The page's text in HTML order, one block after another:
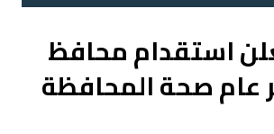
استقدام محافظ
عام صحة المحافظة